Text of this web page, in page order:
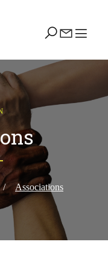
/ Associations